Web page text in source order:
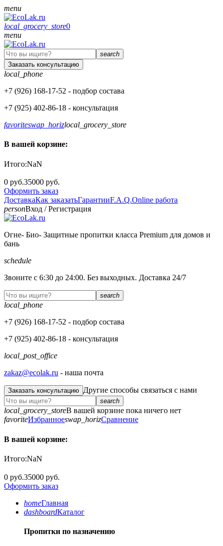
menu
local_grocery_store0
menu
search
Заказать консультацию
local_phone
+7 (926) 168-17-52 - подбор состава
+7 (925) 402-86-18 - консультация
favoriteswap_horizlocal_grocery_store
В вашей корзине:
Итого:NaN
0 руб.35000 руб.
Оформить заказ
ДоставкаКак заказатьГарантииF.A.Q.Online работа
personВход /Регистрация
Огне- Био- Защитные пропитки класса Premium для домов и
бань
schedule
Звоните с 6:30 до 24:00. Без выходных. Доставка 24/7
search
local_phone
+7 (926) 168-17-52 - подбор состава
+7 (925) 402-86-18 - консультация
local_post_office
zakaz@ecolak.ru - наша почта
Заказать консультацию Другие способы связаться с нами
search
local_grocery_storeВ вашей корзине пока ничего нет
favoriteИзбранноеswap_horizСравнение
В вашей корзине:
Итого:NaN
0 руб.35000 руб.
Оформить заказ
homeГлавная
dashboardКаталог
Пропитки по назначению